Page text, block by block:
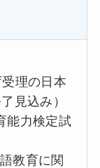
理の日本
見込み）
能力検定試
教育に関